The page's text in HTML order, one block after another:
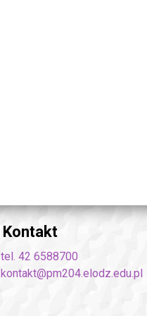
Kontakt
tel. 42 6588700
kontakt@pm204.elodz.edu.pl